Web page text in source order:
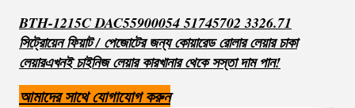
BTH-1215C DAC55900054 51745702 3326.71
সিট্রোয়েন ফিয়াট / পেজোটের জন্য কোয়ারেড রোলার লেয়ার চাকা
লেয়ারএখনই চাইনিজ লেয়ার কারখানার থেকে সস্তা দাম পান!
আমাদের সাথে যোগাযোগ করুন